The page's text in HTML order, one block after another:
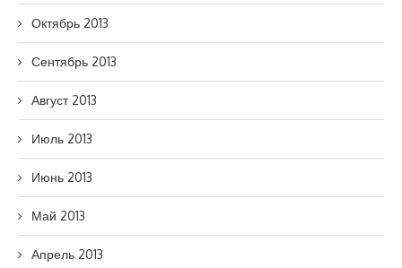
Октябрь 2013
Сентябрь 2013
Август 2013
Июль 2013
Июнь 2013
Май 2013
Апрель 2013